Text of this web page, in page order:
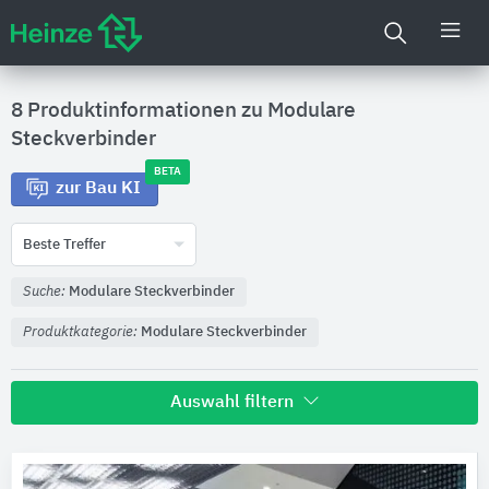
8 Produktinformationen zu Modulare
Steckverbinder
zur Bau KI
BETA
Beste Treffer
Suche: Modulare Steckverbinder
Produktkategorie: Modulare Steckverbinder
Auswahl filtern
JUNG 6